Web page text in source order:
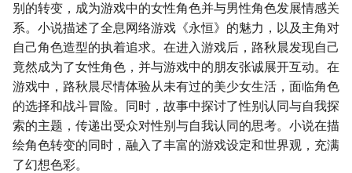
别的转变，成为游戏中的女性角色并与男性角色发展情感关
系。小说描述了全息网络游戏《永恒》的魅力，以及主角对
自己角色造型的执着追求。在进入游戏后，路秋晨发现自己
竟然成为了女性角色，并与游戏中的朋友张诚展开互动。在
游戏中，路秋晨尽情体验从未有过的美少女生活，面临角色
的选择和战斗冒险。同时，故事中探讨了性别认同与自我探
索的主题，传递出受众对性别与自我认同的思考。小说在描
绘角色转变的同时，融入了丰富的游戏设定和世界观，充满
了幻想色彩。